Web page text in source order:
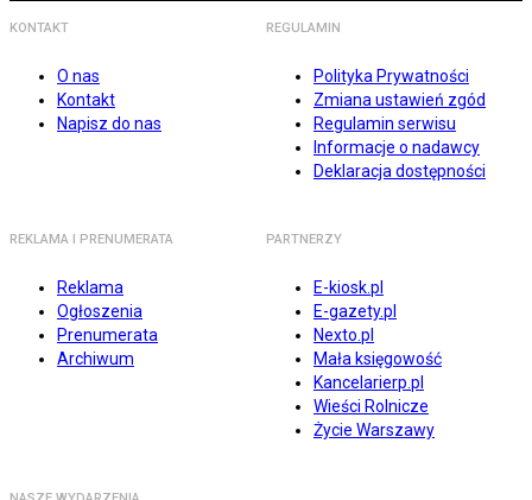
KONTAKT
O nas
Kontakt
Napisz do nas
REGULAMIN
Polityka Prywatności
Zmiana ustawień zgód
Regulamin serwisu
Informacje o nadawcy
Deklaracja dostępności
REKLAMA I PRENUMERATA
Reklama
Ogłoszenia
Prenumerata
Archiwum
PARTNERZY
E-kiosk.pl
E-gazety.pl
Nexto.pl
Mała księgowość
Kancelarierp.pl
Wieści Rolnicze
Życie Warszawy